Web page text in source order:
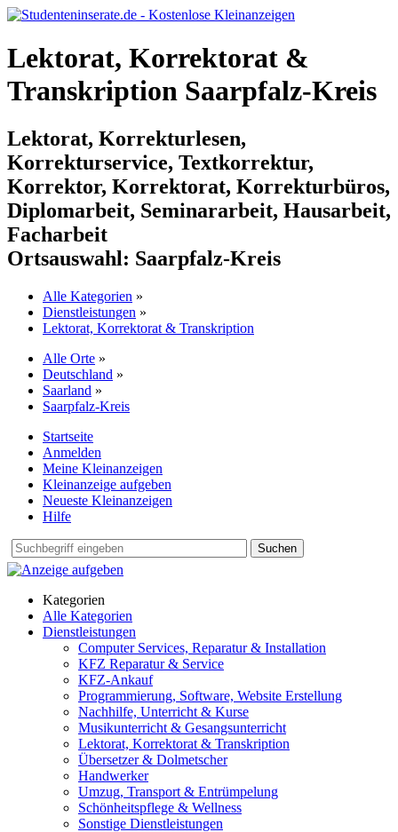
Lektorat, Korrektorat &
Transkription Saarpfalz-Kreis
Lektorat, Korrekturlesen,
Korrekturservice, Textkorrektur,
Korrektor, Korrektorat, Korrekturbüros,
Diplomarbeit, Seminararbeit, Hausarbeit,
Facharbeit
Ortsauswahl: Saarpfalz-Kreis
Alle Kategorien »
Dienstleistungen »
Lektorat, Korrektorat & Transkription
Alle Orte »
Deutschland »
Saarland »
Saarpfalz-Kreis
Startseite
Anmelden
Meine Kleinanzeigen
Kleinanzeige aufgeben
Neueste Kleinanzeigen
Hilfe
Suchen
Kategorien
Alle Kategorien
Dienstleistungen
Computer Services, Reparatur & Installation
KFZ Reparatur & Service
KFZ-Ankauf
Programmierung, Software, Website Erstellung
Nachhilfe, Unterricht & Kurse
Musikunterricht & Gesangsunterricht
Lektorat, Korrektorat & Transkription
Übersetzer & Dolmetscher
Handwerker
Umzug, Transport & Entrümpelung
Schönheitspflege & Wellness
Sonstige Dienstleistungen